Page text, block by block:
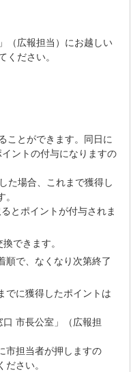
（広報担当）にお越しい
ください。
ことができます。同日に
ントの付与になりますの
た場合、これまで獲得し
とポイントが付与されま
できます。
順で、なくなり次第終了
でに獲得したポイントは
市長公室」（広報担
市担当者が押しますの
さい。